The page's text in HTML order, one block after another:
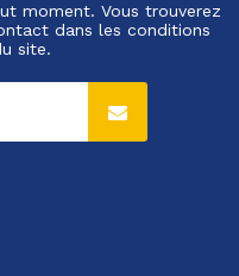
moment. Vous trouverez
dans les conditions
site.